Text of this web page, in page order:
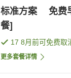
标准方案 免费
餐]
17 8月前可免费取
更多套餐详情